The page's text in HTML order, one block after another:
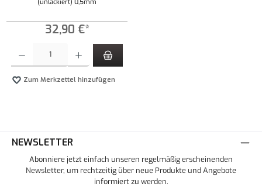
(unlackiert) 0,5mm
32,90 €*
Zum Merkzettel hinzufügen
NEWSLETTER
Abonniere jetzt einfach unseren regelmäßig erscheinenden
Newsletter, um rechtzeitig über neue Produkte und Angebote
informiert zu werden.